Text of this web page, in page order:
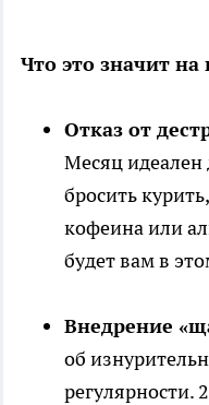
Что это значит на
Отказ от
Месяц идеален
бросить
кофеина или
будет вам в
Внедрение
об
регулярности.